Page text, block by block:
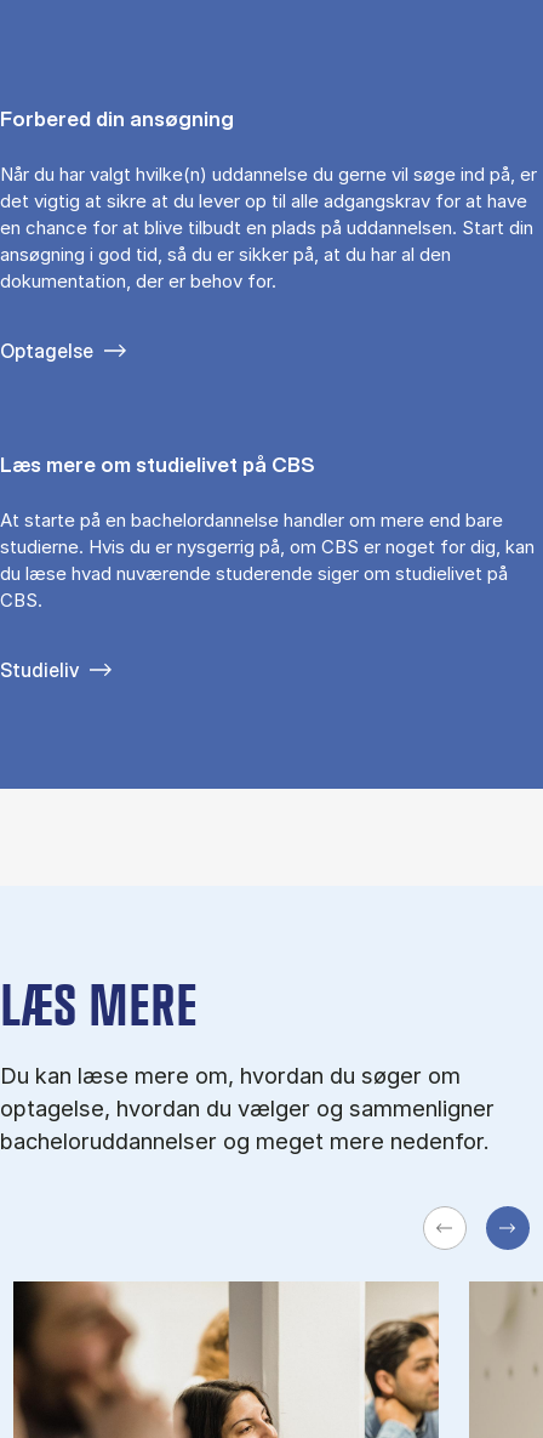
Forbered din ansøgning
Når du har valgt hvilke(n) uddannelse du gerne vil søge ind på, er
det vigtig at sikre at du lever op til alle adgangskrav for at have
en chance for at blive tilbudt en plads på uddannelsen. Start din
ansøgning i god tid, så du er sikker på, at du har al den
dokumentation, der er behov for.
Optagelse
Læs mere om studielivet på CBS
At starte på en bachelordannelse handler om mere end bare
studierne. Hvis du er nysgerrig på, om CBS er noget for dig, kan
du læse hvad nuværende studerende siger om studielivet på
CBS.
Studieliv
LÆS MERE
Du kan læse mere om, hvordan du søger om
optagelse, hvordan du vælger og sammenligner
bacheloruddannelser og meget mere nedenfor.